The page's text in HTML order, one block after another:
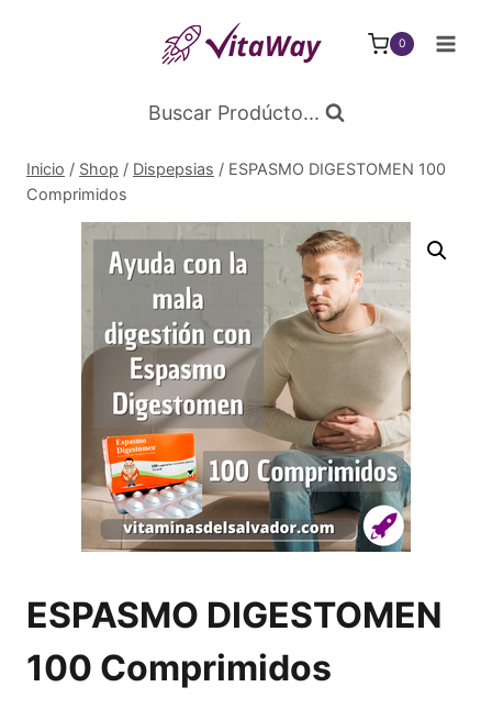
0
Buscar Prodúcto...
Inicio / Shop / Dispepsias / ESPASMO DIGESTOMEN 100
Comprimidos
ESPASMO DIGESTOMEN
100 Comprimidos